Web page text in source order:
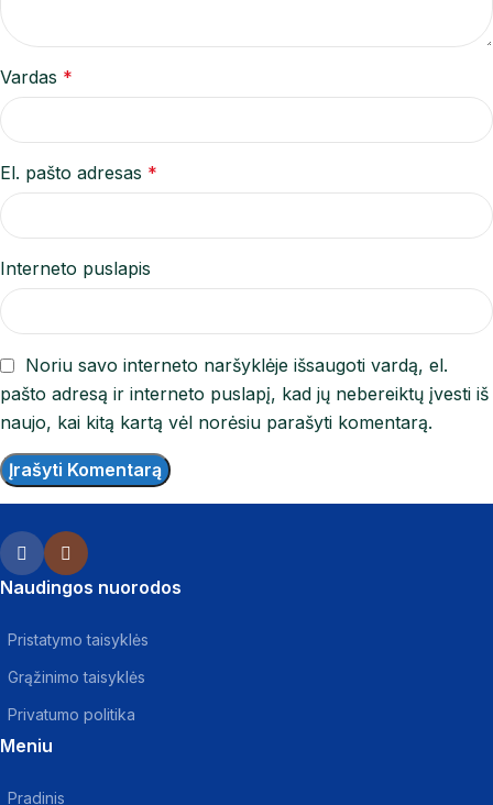
Vardas *
El. pašto adresas *
Interneto puslapis
Noriu savo interneto naršyklėje išsaugoti vardą, el.
pašto adresą ir interneto puslapį, kad jų nebereiktų įvesti iš
naujo, kai kitą kartą vėl norėsiu parašyti komentarą.
Naudingos nuorodos
Pristatymo taisyklės
Grąžinimo taisyklės
Privatumo politika
Meniu
Pradinis